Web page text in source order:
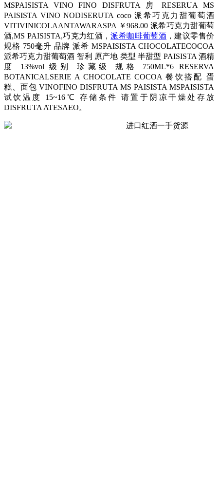
MSPAISISTA VINO FINO DISFRUTA 房 RESERUA MS
PAISISTA VINO NODISERUTA coco 派希巧克力甜葡萄酒
VITIVINICOLAANTAWARASPA ￥968.00 派希巧克力甜葡萄
酒,MS PAISISTA,巧克力红酒，派希咖啡葡萄酒 ，建议零售价
规格 750毫升 品牌 派希 MSPAISISTA CHOCOLATECOCOA
派希巧克力甜葡萄酒 智利 原产地 类型 半甜型 PAISISTA 酒精
度 13%vol 级别 珍藏级 规格 750ML*6 RESERVA
BOTANICALSERIE A CHOCOLATE COCOA 餐饮搭配 蛋
糕、面包 VINOFINO DISFRUTA MS PAISISTA MSPAISISTA
试饮温度 15~16℃ 存储条件 请置于阴凉干燥处存放
DISFRUTA ATESAEO。